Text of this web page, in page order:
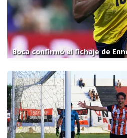
Boca confirmó el fichaje de